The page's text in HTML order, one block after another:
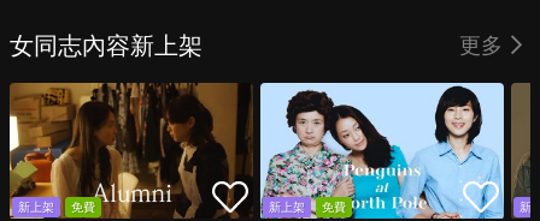
女同志內容新上架 更多
新上架 免費 新上架 免費 新